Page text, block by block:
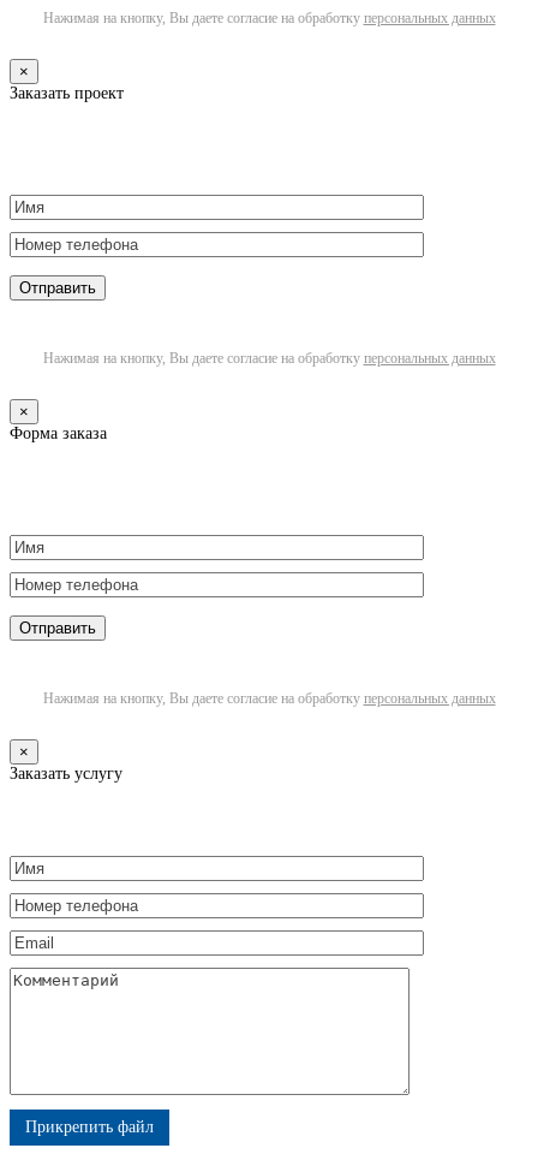
Нажимая на кнопку, Вы даете согласие на обработку персональных данных
×
Заказать проект
Нажимая на кнопку, Вы даете согласие на обработку персональных данных
×
Форма заказа
Нажимая на кнопку, Вы даете согласие на обработку персональных данных
×
Заказать услугу
Прикрепить файл